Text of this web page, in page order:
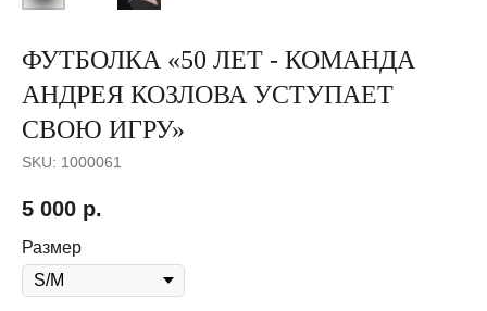
ФУТБОЛКА «50 ЛЕТ - КОМАНДА
АНДРЕЯ КОЗЛОВА УСТУПАЕТ
СВОЮ ИГРУ»
SKU: 1000061
5 000 р.
Размер